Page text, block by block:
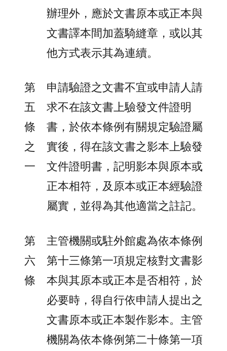
辦理外，應於文書原本或正本與
文書譯本間加蓋騎縫章，或以其
他方式表示其為連續。
第
五
條
之
一
申請驗證之文書不宜或申請人請
求不在該文書上驗發文件證明
書，於依本條例有關規定驗證屬
實後，得在該文書之影本上驗發
文件證明書，記明影本與原本或
正本相符，及原本或正本經驗證
屬實，並得為其他適當之註記。
第
六
條
主管機關或駐外館處為依本條例
第十三條第一項規定核對文書影
本與其原本或正本是否相符，於
必要時，得自行依申請人提出之
文書原本或正本製作影本。主管
機關為依本條例第二十條第一項